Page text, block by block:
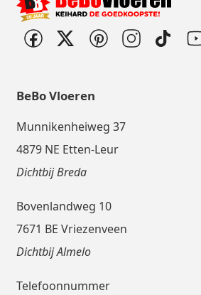
BeBo Vloeren
Munnikenheiweg 37
4879 NE Etten-Leur
Dichtbij Breda
Bovenlandweg 10
7671 BE Vriezenveen
Dichtbij Almelo
Telefoonnummer